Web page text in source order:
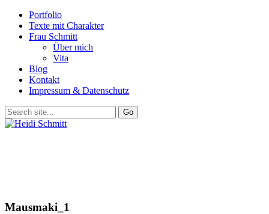
Portfolio
Texte mit Charakter
Frau Schmitt
Über mich
Vita
Blog
Kontakt
Impressum & Datenschutz
Mausmaki_1